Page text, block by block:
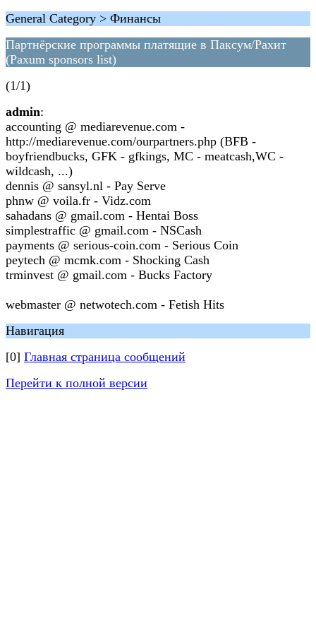
General Category > Финансы
Партнёрские программы платящие в Паксум/Рахит
(Paxum sponsors list)
(1/1)
admin:
accounting @ mediarevenue.com -
http://mediarevenue.com/ourpartners.php (BFB -
boyfriendbucks, GFK - gfkings, MC - meatcash,WC -
wildcash, ...)
dennis @ sansyl.nl - Pay Serve
phnw @ voila.fr - Vidz.com
sahadans @ gmail.com - Hentai Boss
simplestraffic @ gmail.com - NSCash
payments @ serious-coin.com - Serious Coin
peytech @ mcmk.com - Shocking Cash
trminvest @ gmail.com - Bucks Factory
webmaster @ netwotech.com - Fetish Hits
Навигация
[0] Главная страница сообщений
Перейти к полной версии